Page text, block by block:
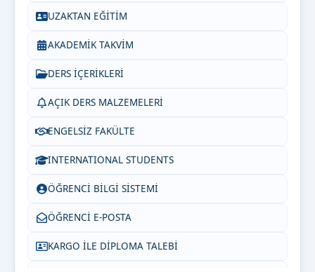
UZAKTAN EĞİTİM
AKADEMİK TAKVİM
DERS İÇERİKLERİ
AÇIK DERS MALZEMELERİ
ENGELSİZ FAKÜLTE
INTERNATIONAL STUDENTS
ÖĞRENCİ BİLGİ SİSTEMİ
ÖĞRENCİ E-POSTA
KARGO İLE DİPLOMA TALEBİ